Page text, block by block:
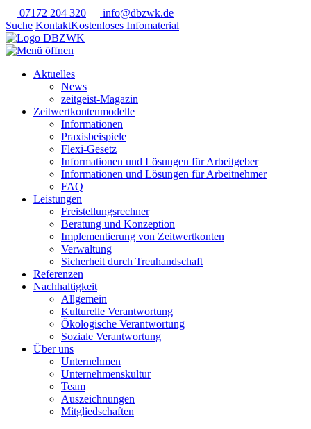
07172 204 320
info@dbzwk.de
Suche KontaktKostenloses Infomaterial
Aktuelles
News
zeitgeist-Magazin
Zeitwertkontenmodelle
Informationen
Praxisbeispiele
Flexi-Gesetz
Informationen und Lösungen für Arbeitgeber
Informationen und Lösungen für Arbeitnehmer
FAQ
Leistungen
Freistellungsrechner
Beratung und Konzeption
Implementierung von Zeitwertkonten
Verwaltung
Sicherheit durch Treuhandschaft
Referenzen
Nachhaltigkeit
Allgemein
Kulturelle Verantwortung
Ökologische Verantwortung
Soziale Verantwortung
Über uns
Unternehmen
Unternehmenskultur
Team
Auszeichnungen
Mitgliedschaften